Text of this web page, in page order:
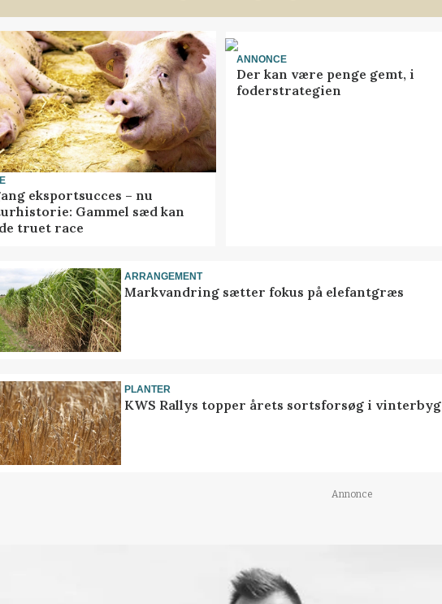
eksportsucces – nu
Gammel sæd kan
truet race
ANNONCE
Der kan være penge gemt, i
foderstrategien
ARRANGEMENT
Markvandring sætter fokus på elefantgræs
PLANTER
KWS Rallys topper årets sortsforsøg i vinterbyg
Annonce